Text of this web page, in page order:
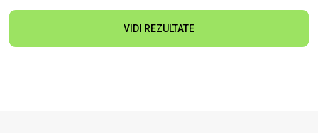
VIDI REZULTATE